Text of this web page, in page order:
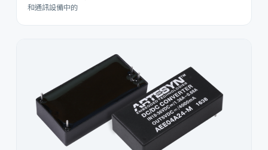
和通訊設備中的